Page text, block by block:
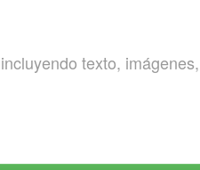
texto, imágenes,